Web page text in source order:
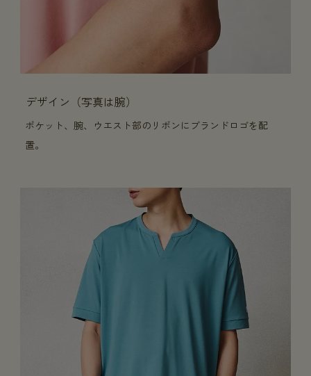
デザイン（写真は腕）
ポケット、腕、ウエスト部のリボンにブランドロゴを配
置。